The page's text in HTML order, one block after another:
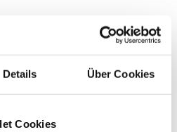
Details Über Cookies
Cookies
IM
für den Friseurmeisterlehrgang